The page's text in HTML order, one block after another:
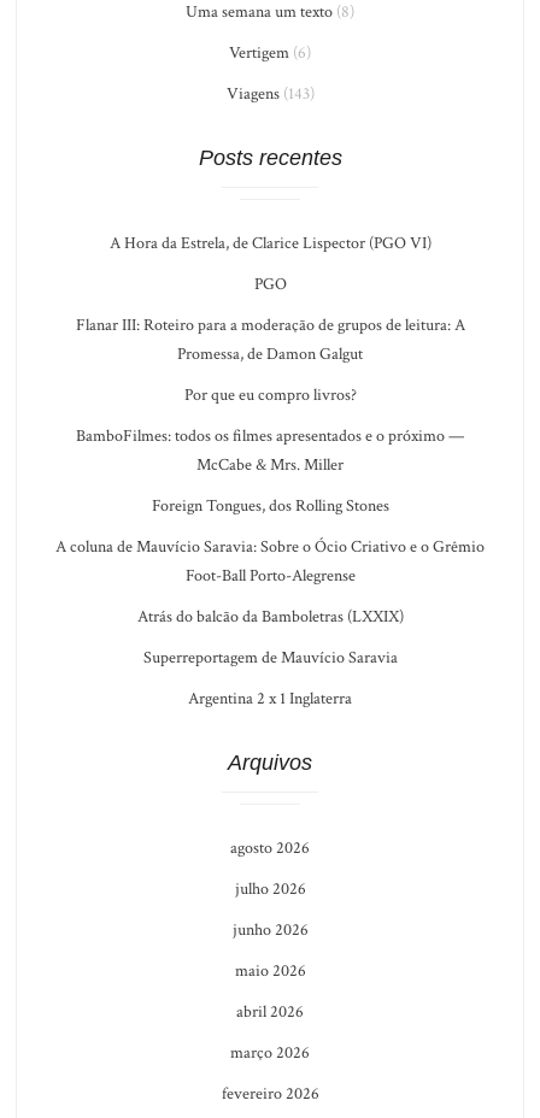
Uma semana um texto (8)
Vertigem (6)
Viagens(143)
Posts recentes
A Hora da Estrela, de Clarice Lispector (PGO VI)
PGO
Flanar III: Roteiro para a moderação de grupos de leitura: A
Promessa, de Damon Galgut
Por que eu compro livros?
BamboFilmes: todos os filmes apresentados e o próximo —
McCabe & Mrs. Miller
Foreign Tongues, dos Rolling Stones
A coluna de Mauvício Saravia: Sobre o Ócio Criativo e o Grêmio
Foot-Ball Porto-Alegrense
Atrás do balcão da Bamboletras (LXXIX)
Superreportagem de Mauvício Saravia
Argentina 2 x 1 Inglaterra
Arquivos
agosto 2026
julho 2026
junho 2026
maio 2026
abril 2026
março 2026
fevereiro 2026